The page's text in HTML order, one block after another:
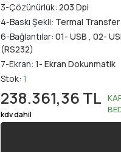
3-Çözünürlük: 203 Dpi
4-Baskı Şekli: Termal Transfer
6-Bağlantılar: 01- USB , 02-
(RS232)
7-Ekran: 1- Ekran Dokunmatik
Stok: 1
238.361,36 TL
kdv dahil